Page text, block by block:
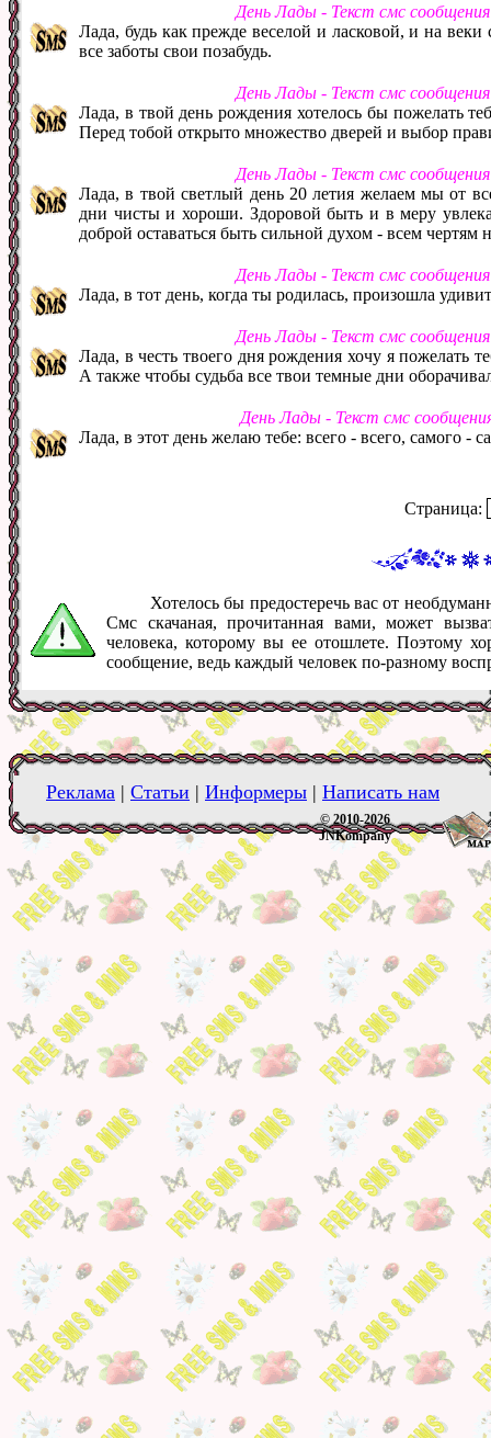
День Лады - Текст смс
Лада, будь как прежде веселой и ласковой, и на
все заботы свои позабудь.
День Лады - Текст смс
Лада, в твой день рождения хотелось бы пожелать
Перед тобой открыто множество дверей и выбор
День Лады - Текст смс
Лада, в твой светлый день 20 летия желаем мы от
дни чисты и хороши. Здоровой быть и в меру
доброй оставаться быть сильной духом - всем чертям
День Лады - Текст смс
Лада, в тот день, когда ты родилась, произошла
День Лады - Текст смс
Лада, в честь твоего дня рождения хочу я пожелать
А также чтобы судьба все твои темные дни
День Лады - Текст смс
Лада, в этот день желаю тебе: всего - всего, самого -
Страница:
Хотелось бы предостеречь вас от
Смс скачаная, прочитанная вами, может
человека, которому вы ее отошлете. Поэтому
сообщение, ведь каждый человек по-разному
Реклама | Статьи | Информеры | Написать нам
© 2010-2026
JNKompany